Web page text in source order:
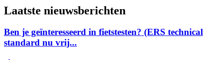
Laatste nieuwsberichten
Ben je geïnteresseerd in fietstesten? (ERS technical
standard nu vrij...